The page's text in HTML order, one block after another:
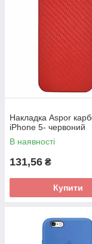
Накладка Aspor
iPhone 5- червоний
В наявності
131,56 ₴
Купити